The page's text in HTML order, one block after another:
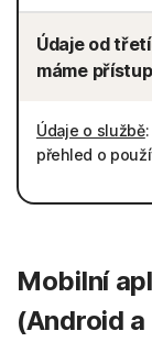
Údaje od
máme
Údaje o službě
přehled o
Mobilní
(Android a